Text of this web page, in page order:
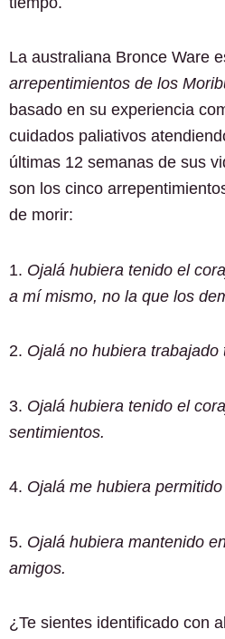
La australiana Bronce Ware
arrepentimientos de los
basado en su experiencia
cuidados paliativos
últimas 12 semanas de sus
son los cinco
de morir:
1. Ojalá hubiera tenido el
a mí mismo, no la que los
2. Ojalá no hubiera trabajado
3. Ojalá hubiera tenido el
sentimientos.
4. Ojalá me hubiera
5. Ojalá hubiera mantenido
amigos.
¿Te sientes identificado con